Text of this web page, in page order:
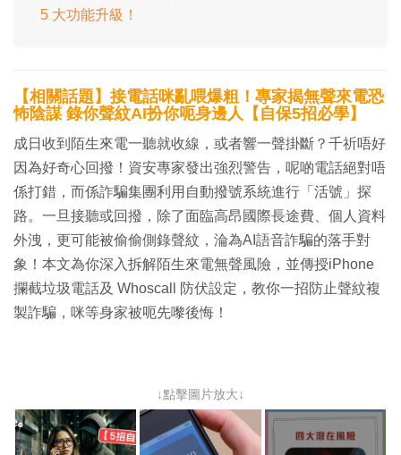
5 大功能升級！
【相關話題】接電話咪亂喂爆粗！專家揭無聲來電恐
怖陰謀 錄你聲紋AI扮你呃身邊人【自保5招必學】
成日收到陌生來電一聽就收線，或者響一聲掛斷？千祈唔好
因為好奇心回撥！資安專家發出強烈警告，呢啲電話絕對唔
係打錯，而係詐騙集團利用自動撥號系統進行「活號」探
路。一旦接聽或回撥，除了面臨高昂國際長途費、個人資料
外洩，更可能被偷偷側錄聲紋，淪為AI語音詐騙的落手對
象！本文為你深入拆解陌生來電無聲風險，並傳授iPhone
攔截垃圾電話及 Whoscall 防伏設定，教你一招防止聲紋複
製詐騙，咪等身家被呃先嚟後悔！
↓點擊圖片放大↓